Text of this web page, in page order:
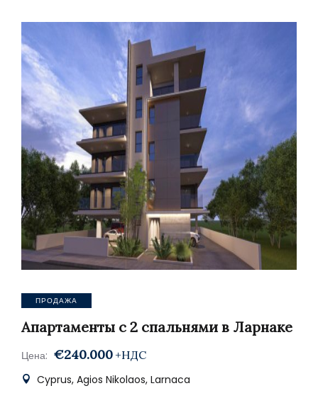
ПРОДАЖА
Апартаменты с 2 спальнями в Ларнаке
Цена: €240.000 +НДС
Cyprus, Agios Nikolaos, Larnaca